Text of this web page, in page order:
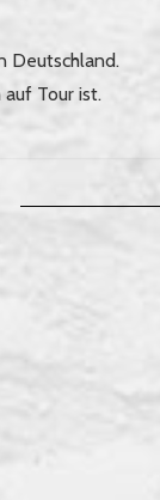
Deutschland.
Tour ist.